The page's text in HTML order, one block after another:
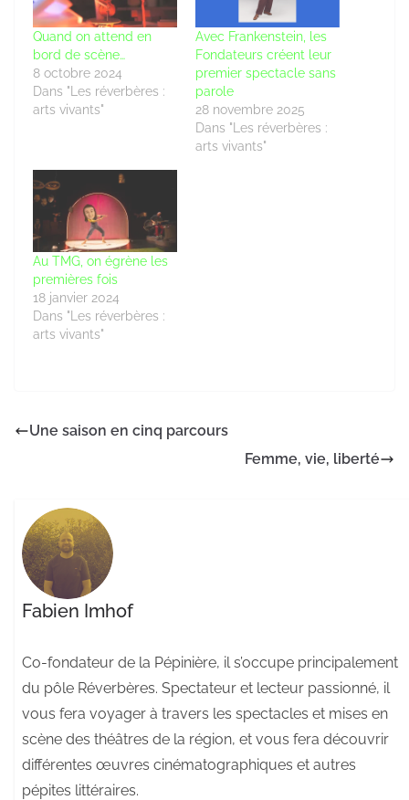
Quand on attend en
bord de scène…
8 octobre 2024
Dans "Les réverbères :
arts vivants"
Avec Frankenstein, les
Fondateurs créent leur
premier spectacle sans
parole
28 novembre 2025
Dans "Les réverbères :
arts vivants"
Au TMG, on égrène les
premières fois
18 janvier 2024
Dans "Les réverbères :
arts vivants"
Une saison en cinq parcours
Femme, vie, liberté
Fabien Imhof
Co-fondateur de la Pépinière, il s’occupe principalement
du pôle Réverbères. Spectateur et lecteur passionné, il
vous fera voyager à travers les spectacles et mises en
scène des théâtres de la région, et vous fera découvrir
différentes œuvres cinématographiques et autres
pépites littéraires.